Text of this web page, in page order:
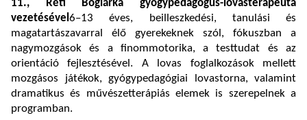
11., Réti Boglárka gyógypedagógus-lovasterapeuta
vezetésével6–13 éves, beilleszkedési, tanulási és
magatartászavarral élő gyerekeknek szól, fókuszban a
nagymozgások és a finommotorika, a testtudat és az
orientáció fejlesztésével. A lovas foglalkozások mellett
mozgásos játékok, gyógypedagógiai lovastorna, valamint
dramatikus és művészetterápiás elemek is szerepelnek a
programban.